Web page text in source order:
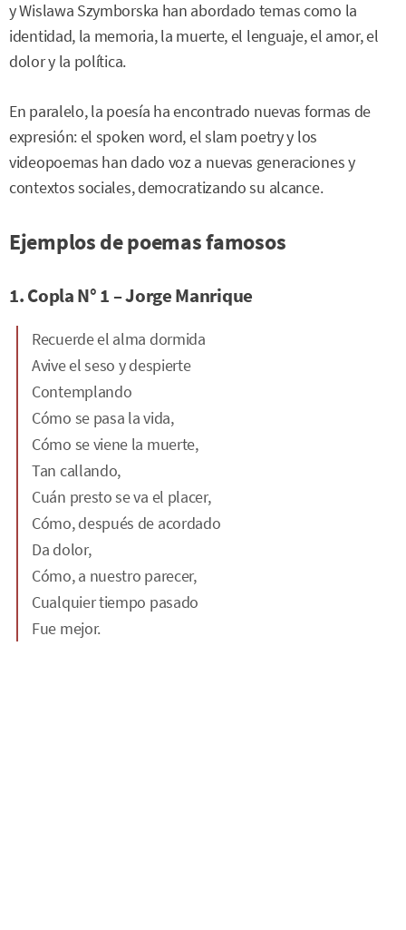
y Wislawa Szymborska han abordado temas como la
identidad, la memoria, la muerte, el lenguaje, el amor, el
dolor y la política.
En paralelo, la poesía ha encontrado nuevas formas de
expresión: el spoken word, el slam poetry y los
videopoemas han dado voz a nuevas generaciones y
contextos sociales, democratizando su alcance.
Ejemplos de poemas famosos
1. Copla N° 1 – Jorge Manrique
Recuerde el alma dormida
Avive el seso y despierte
Contemplando
Cómo se pasa la vida,
Cómo se viene la muerte,
Tan callando,
Cuán presto se va el placer,
Cómo, después de acordado
Da dolor,
Cómo, a nuestro parecer,
Cualquier tiempo pasado
Fue mejor.